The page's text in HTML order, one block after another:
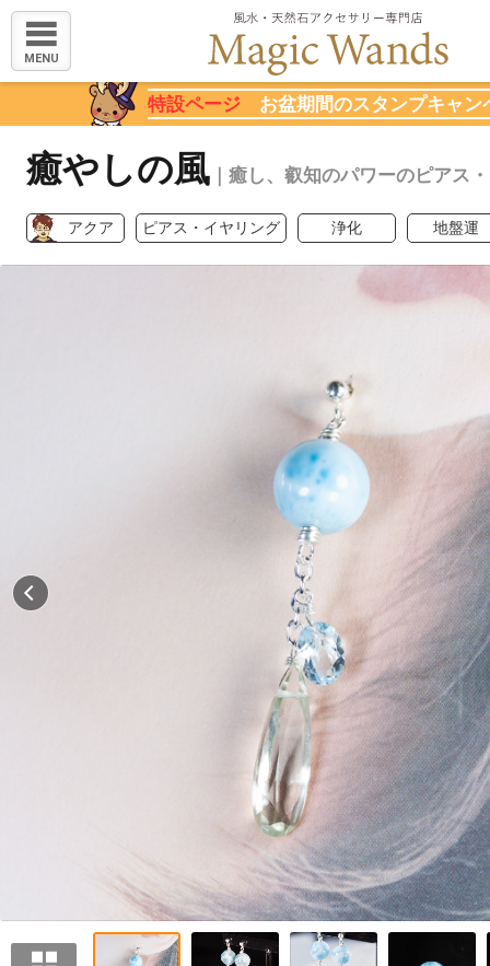
MENU
特設ページ お盆期間のスタンプキャン
癒やしの風 ｜癒し、叡知のパワーのピアス
アクア ピアス・イヤリング 浄化 地盤運